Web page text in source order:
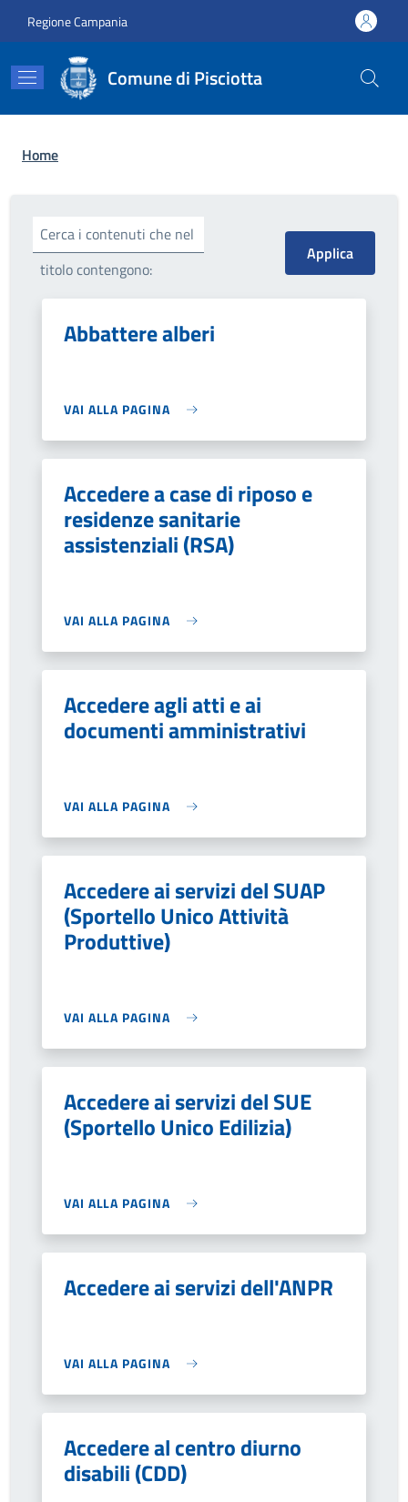
Regione Campania
Comune di Pisciotta
Briciole di pane
Home
Cerca i contenuti che nel
titolo contengono:
Abbattere alberi
VAI ALLA PAGINA
Accedere a case di riposo e
residenze sanitarie
assistenziali (RSA)
VAI ALLA PAGINA
Accedere agli atti e ai
documenti amministrativi
VAI ALLA PAGINA
Accedere ai servizi del SUAP
(Sportello Unico Attività
Produttive)
VAI ALLA PAGINA
Accedere ai servizi del SUE
(Sportello Unico Edilizia)
VAI ALLA PAGINA
Accedere ai servizi dell'ANPR
VAI ALLA PAGINA
Accedere al centro diurno
disabili (CDD)